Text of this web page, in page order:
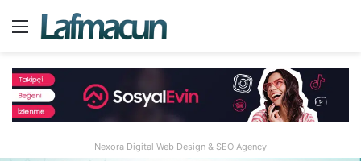
Menü
Nexora Digital Web Design & SEO Agency